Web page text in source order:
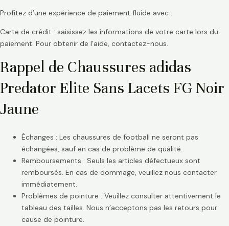
Profitez d’une expérience de paiement fluide avec :
Carte de crédit : saisissez les informations de votre carte lors du
paiement. Pour obtenir de l’aide, contactez-nous.
Rappel de Chaussures adidas
Predator Elite Sans Lacets FG Noir
Jaune
Échanges : Les chaussures de football ne seront pas
échangées, sauf en cas de problème de qualité.
Remboursements : Seuls les articles défectueux sont
remboursés. En cas de dommage, veuillez nous contacter
immédiatement.
Problèmes de pointure : Veuillez consulter attentivement le
tableau des tailles. Nous n’acceptons pas les retours pour
cause de pointure.